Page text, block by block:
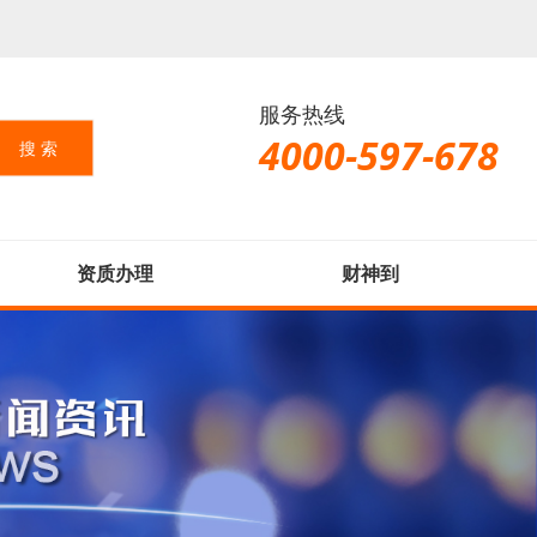
服务热线
4000-597-678
资质办理 财神到